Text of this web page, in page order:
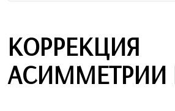
КОРРЕКЦИЯ
АСИММЕТРИИ